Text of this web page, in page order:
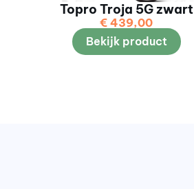
Topro Troja 5G zwart
€ 439,00
Bekijk product